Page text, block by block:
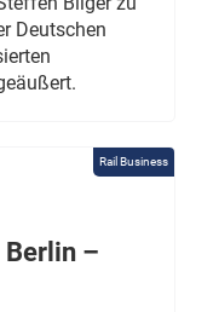
Deutschen
Rail Business
Berlin –